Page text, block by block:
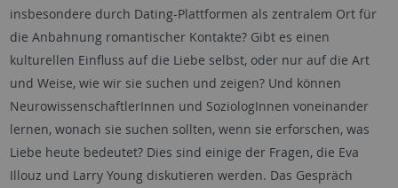
insbesondere durch Dating-Plattformen als zentralem Ort für
die Anbahnung romantischer Kontakte? Gibt es einen
kulturellen Einfluss auf die Liebe selbst, oder nur auf die Art
und Weise, wie wir sie suchen und zeigen? Und können
NeurowissenschaftlerInnen und SoziologInnen voneinander
lernen, wonach sie suchen sollten, wenn sie erforschen, was
Liebe heute bedeutet? Dies sind einige der Fragen, die Eva
Illouz und Larry Young diskutieren werden. Das Gespräch